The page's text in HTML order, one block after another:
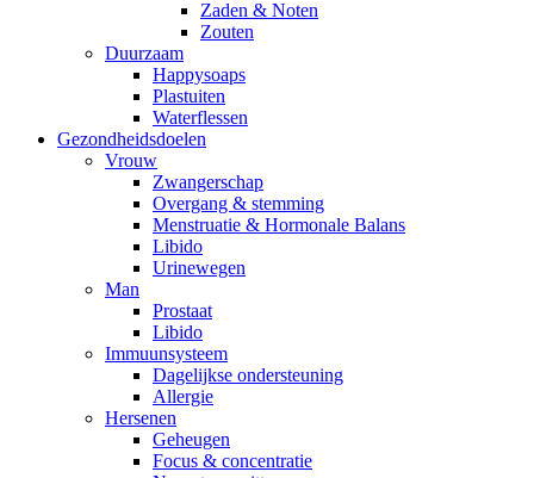
Zaden & Noten
Zouten
Duurzaam
Happysoaps
Plastuiten
Waterflessen
Gezondheidsdoelen
Vrouw
Zwangerschap
Overgang & stemming
Menstruatie & Hormonale Balans
Libido
Urinewegen
Man
Prostaat
Libido
Immuunsysteem
Dagelijkse ondersteuning
Allergie
Hersenen
Geheugen
Focus & concentratie